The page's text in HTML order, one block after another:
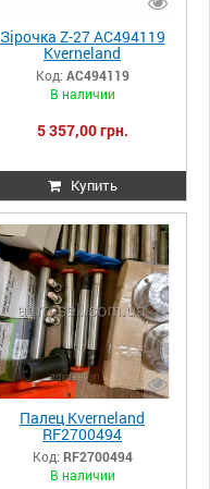
Зірочка Z-27 AC494119
Kverneland
Код: AC494119
В наличии
5 357,00 грн.
Купить
Палец Kverneland
RF2700494
Код: RF2700494
В наличии